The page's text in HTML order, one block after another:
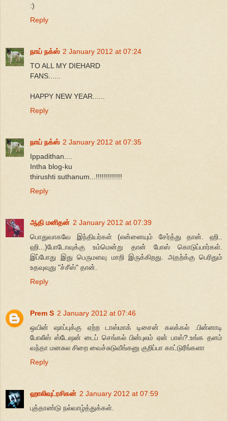
:)
Reply
நாய் நக்ஸ் 2 January 2012 at 07:24
TO ALL MY DIEHARD
FANS......
HAPPY NEW YEAR......
Reply
நாய் நக்ஸ் 2 January 2012 at 07:35
Ippadithan....
Intha blog-ku
thirushti suthanum...!!!!!!!!!!!!!
Reply
ஆதி மனிதன் 2 January 2012 at 07:39
பொதுவாகவே இந்தியர்கள் (என்னையும் சேர்த்து தான். ஹி..
ஹி...)போடோவுக்கு உம்மென்று தான் போஸ் கொடுப்பார்கள்.
இப்போது இது பெருமளவு மாறி இருக்கிறது. அதற்க்கு பெரிதும்
உதவுவுது "ச்சீஸ்" தான்.
Reply
Prem S 2 January 2012 at 07:46
ஒயின் ஷாப்புக்கு ஏற்ற டாஸ்மாக் டிசைன் கலக்கல் .பின்னாடி
போலீஸ் ஸ்டேஷன் டைப் செங்கல் பின்புலம் ஏன் பாஸ்?.உங்க தளம்
வந்தா மனசுல சிறை வைச்சுடுவீங்கனு குறிப்பா காட்டுரீங்களா
Reply
ஹாலிவுட்ரசிகன் 2 January 2012 at 07:59
புத்தாண்டு நல்வாழ்த்துக்கள்.